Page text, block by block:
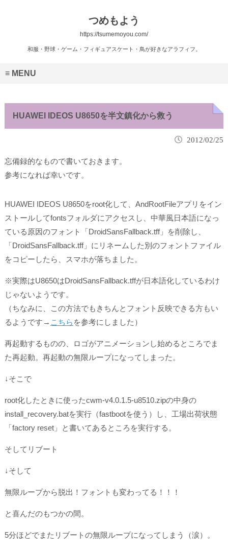
つめもよう
https://tsumemoyou.com/
和服・野球・ゲーム・フィギュアスケート・鳥が好きなアラフィフ。
MENU
HUAWEI IDEOS U8650を半文鎮化から救う
2012/02/25
忘備録的なもので書いておきます。
参考になれば幸いです。
HUAWEI IDEOS U8650をroot化して、AndRootFileアプリをイン
ストールしてfontsフォルダにアクセスし、中華風日本語になっ
ている原因のフォント「DroidSansFallback.tff」を削除し、
「DroidSansFallback.tff」にリネームした別のフォントファイル
をコピーしたら、スマホが落ちました。
※実際はU8650はDroidSansFallback.tffが日本語化しているわけ
じゃないようです。
（ちなみに、この方法でもきちんとフォント反映できる方もい
るようです→ こちら を参考にしました）
再起動するものの、ロゴがアニメーションし始めるところでま
た再起動。再起動の無限ループになってしまった。
↓そこで
root化したときに使ったcwm-v4.0.1.5-u8510.zipの中身の
install_recovery.batを実行（fastbootを使う）し、工場出荷状態
「factory reset」と書いてあるところを実行する。
そしてリブート
↓そして
無限ループから脱出！フォントも変わってる！！！
と喜んだのもつかの間。
5分ほどでまたリブートの無限ループになってしまう（涙）。